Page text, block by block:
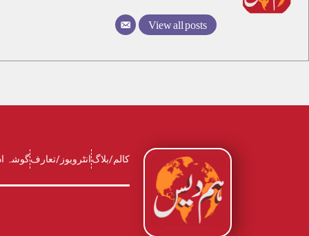
View all posts
کالم/بلاگانٹرویوز/تعارفگوشہ